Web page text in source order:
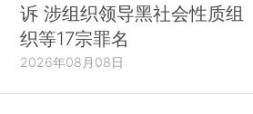
诉 涉组织领导黑社会性质组
织等17宗罪名
2026年08月08日